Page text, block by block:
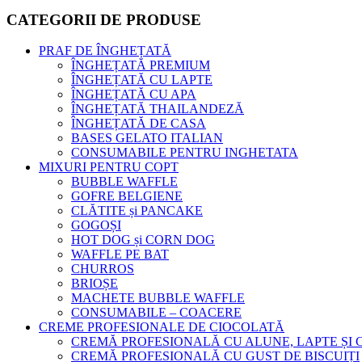
CATEGORII DE PRODUSE
PRAF DE ÎNGHEȚATĂ
ÎNGHEȚATĂ PREMIUM
ÎNGHEȚATĂ CU LAPTE
ÎNGHEȚATĂ CU APA
ÎNGHEȚATĂ THAILANDEZĂ
ÎNGHEȚATĂ DE CASA
BASES GELATO ITALIAN
CONSUMABILE PENTRU INGHETATA
MIXURI PENTRU COPT
BUBBLE WAFFLE
GOFRE BELGIENE
CLĂTITE și PANCAKE
GOGOȘI
HOT DOG și CORN DOG
WAFFLE PE BAT
CHURROS
BRIOȘE
MACHETE BUBBLE WAFFLE
CONSUMABILE – COACERE
CREME PROFESIONALE DE CIOCOLATĂ
CREMĂ PROFESIONALĂ CU ALUNE, LAPTE ȘI
CREMĂ PROFESIONALĂ CU GUST DE BISCUIȚI